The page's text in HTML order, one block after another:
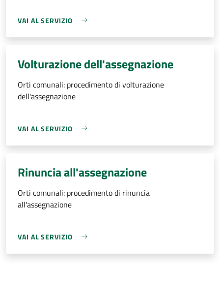
VAI AL SERVIZIO
Volturazione dell'assegnazione
Orti comunali: procedimento di volturazione
dell'assegnazione
VAI AL SERVIZIO
Rinuncia all'assegnazione
Orti comunali: procedimento di rinuncia
all'assegnazione
VAI AL SERVIZIO